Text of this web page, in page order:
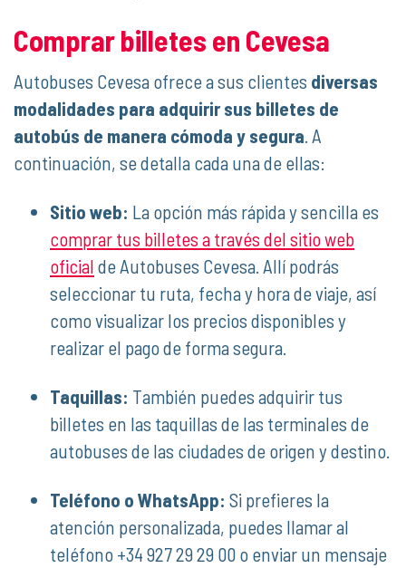
Comprar billetes en Cevesa
Autobuses Cevesa ofrece a sus clientes diversas
modalidades para adquirir sus billetes de
autobús de manera cómoda y segura . A
continuación, se detalla cada una de ellas:
Sitio web: La opción más rápida y sencilla es
comprar tus billetes a través del sitio web
oficial de Autobuses Cevesa. Allí podrás
seleccionar tu ruta, fecha y hora de viaje, así
como visualizar los precios disponibles y
realizar el pago de forma segura.
Taquillas: También puedes adquirir tus
billetes en las taquillas de las terminales de
autobuses de las ciudades de origen y destino.
Teléfono o WhatsApp: Si prefieres la
atención personalizada, puedes llamar al
teléfono +34 927 29 29 00 o enviar un mensaje